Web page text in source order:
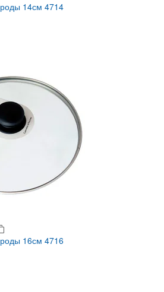
14см 4714
16см 4716